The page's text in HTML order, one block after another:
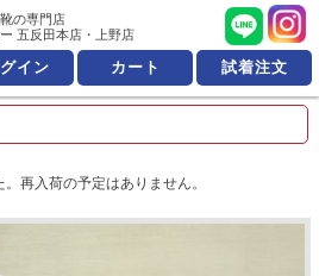
きな靴の専門店 ビッ
の専門店
五反田本店・上野店
イン カート 試着注文
再入荷の予定はありません。